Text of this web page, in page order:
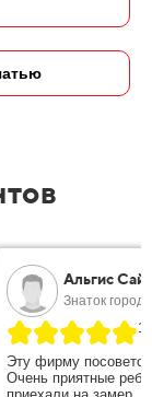
Альгис
Знаток
Эту фирму
Очень приятные
приехали на замер,